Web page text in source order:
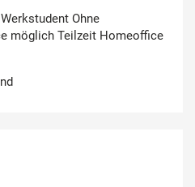
Ohne
möglich Teilzeit Homeoffice